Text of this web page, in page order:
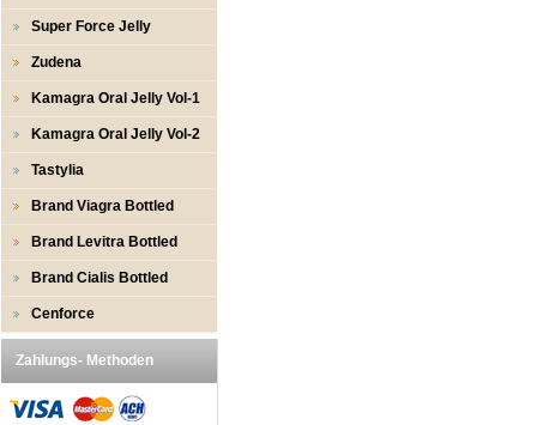
Super Force Jelly
Zudena
Kamagra Oral Jelly Vol-1
Kamagra Oral Jelly Vol-2
Tastylia
Brand Viagra Bottled
Brand Levitra Bottled
Brand Cialis Bottled
Cenforce
Zahlungs- Methoden